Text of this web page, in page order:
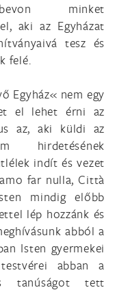
minket
aki az Egyházat
tesz és
felé.
Egyház« nem egy
el lehet érni az
az, aki küldi az
hirdetésének
indít és vezet
far nulla, Città
mindig előbb
lép hozzánk és
abból a
Isten gyermekei
abban a
tanúságot tett